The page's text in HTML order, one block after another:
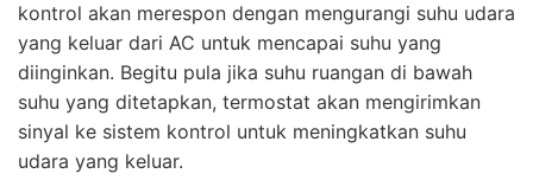
kontrol akan merespon dengan mengurangi suhu udara
yang keluar dari AC untuk mencapai suhu yang
diinginkan. Begitu pula jika suhu ruangan di bawah
suhu yang ditetapkan, termostat akan mengirimkan
sinyal ke sistem kontrol untuk meningkatkan suhu
udara yang keluar.